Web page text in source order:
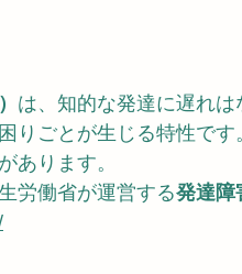
は、知的な発達に遅れ
りごとが生じる特性で
あります。
労働省が運営する発達障